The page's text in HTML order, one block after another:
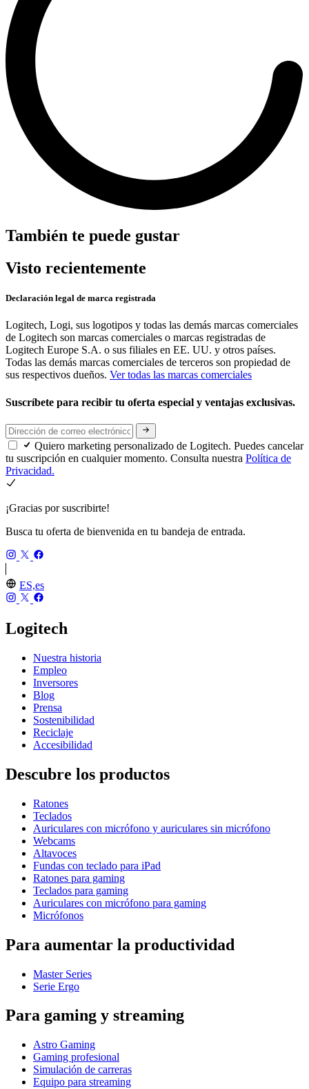
También te puede gustar
Visto recientemente
Declaración legal de marca registrada
Logitech, Logi, sus logotipos y todas las demás marcas comerciales
de Logitech son marcas comerciales o marcas registradas de
Logitech Europe S.A. o sus filiales en EE. UU. y otros países.
Todas las demás marcas comerciales de terceros son propiedad de
sus respectivos dueños. Ver todas las marcas comerciales
Suscríbete para recibir tu oferta especial y ventajas exclusivas.
Quiero marketing personalizado de Logitech. Puedes cancelar
tu suscripción en cualquier momento. Consulta nuestra Política de
Privacidad.
¡Gracias por suscribirte!
Busca tu oferta de bienvenida en tu bandeja de entrada.
ES,es
Logitech
Nuestra historia
Empleo
Inversores
Blog
Prensa
Sostenibilidad
Reciclaje
Accesibilidad
Descubre los productos
Ratones
Teclados
Auriculares con micrófono y auriculares sin micrófono
Webcams
Altavoces
Fundas con teclado para iPad
Ratones para gaming
Teclados para gaming
Auriculares con micrófono para gaming
Micrófonos
Para aumentar la productividad
Master Series
Serie Ergo
Para gaming y streaming
Astro Gaming
Gaming profesional
Simulación de carreras
Equipo para streaming